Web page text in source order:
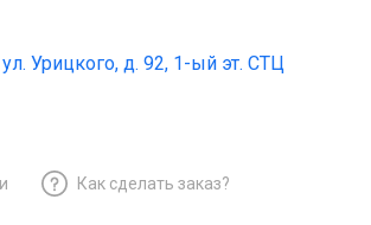
ул. Урицкого, д. 92, 1-ый эт. СТЦ
Как сделать заказ?